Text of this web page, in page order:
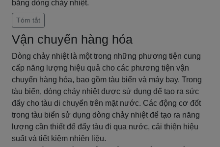
bằng dòng chảy nhiệt.
Tóm tắt
Vận chuyển hàng hóa
Dòng chảy nhiệt là một trong những phương tiện cung
cấp năng lượng hiệu quả cho các phương tiện vận
chuyển hàng hóa, bao gồm tàu biển và máy bay. Trong
tàu biển, dòng chảy nhiệt được sử dụng để tạo ra sức
đẩy cho tàu di chuyển trên mặt nước. Các động cơ đốt
trong tàu biển sử dụng dòng chảy nhiệt để tạo ra năng
lượng cần thiết để đẩy tàu đi qua nước, cải thiện hiệu
suất và tiết kiệm nhiên liệu.